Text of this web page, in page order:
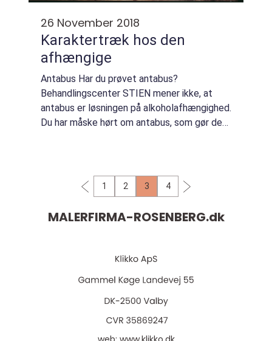
26 November 2018
Karaktertræk hos den
afhængige
Antabus Har du prøvet antabus?
Behandlingscenter STIEN mener ikke, at
antabus er løsningen på alkoholafhængighed.
Du har måske hørt om antabus, som gør den
1 2 3 4
MALERFIRMA-ROSENBERG.dk